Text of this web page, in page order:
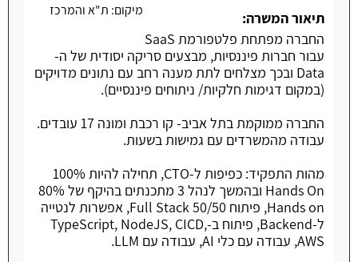
משרה חמה מיקום: ת"א והמרכז
תיאור המשרה:
החברה מפתחת פלטפורמת SaaS
עבור חברות פיננסיות, מבצעים סריקה יסודית של ה-
Data ובכך מצלחים לתת מענה רחב עם נתונים מדויקים
(במקום דגימות חלקיות/ ניתוחים פיננסיים).
החברה ממוקמת בתל אביב- קו רכבת ומונה 17 עובדים.
עבודה מהמשרדים עם גמישות בשעות.
מהות התפקיד: כפיפות ל-CTO, תחילה להיות 100%
Hands On ובהמשך לנהל 3 מתכנתים בהיקף של 80%
Hands on, פיתוח Full Stack 50/50, אפשרות לנטייה
ל-Backend, פיתוח ב-TypeScript, NodeJS, CICD,
AWS, עבודה עם כלי AI, עבודה עם LLM.